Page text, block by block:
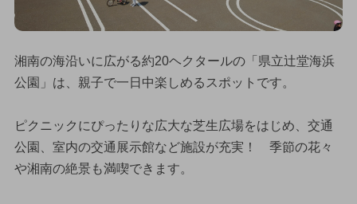
湘南の海沿いに広がる約20ヘクタールの「県立辻堂海浜
公園」は、親子で一日中楽しめるスポットです。
ピクニックにぴったりな広大な芝生広場をはじめ、交通
公園、室内の交通展示館など施設が充実！ 季節の花々
や湘南の絶景も満喫できます。